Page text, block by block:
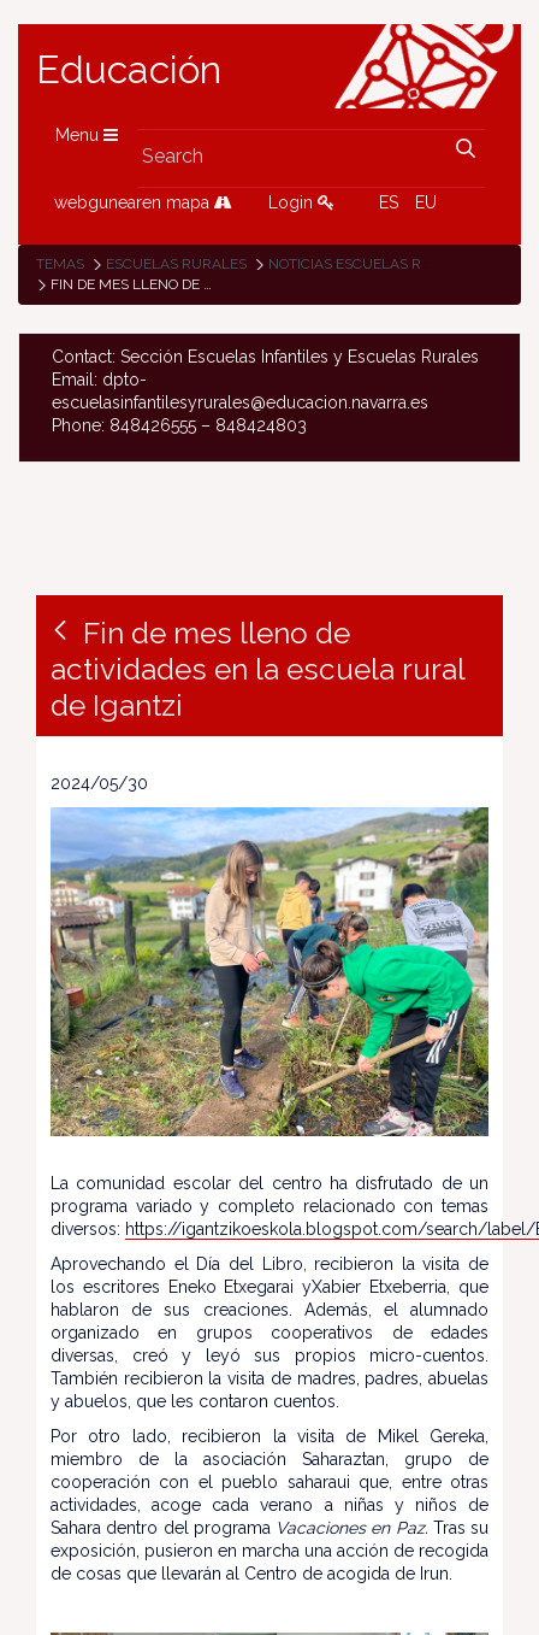
Educación
Menu
webgunearen mapa Login ES EU
TEMAS ESCUELAS RURALES
NOTICIAS ESCUELAS RURALES
FIN DE MES LLENO DE ACTIVIDADES EN LA ESCUELA RURAL DE IGANTZI
Contact: Sección Escuelas Infantiles y Escuelas Rurales
Email: dpto-
escuelasinfantilesyrurales@educacion.navarra.es
Phone: 848426555 – 848424803
Fin de mes lleno de
actividades en la escuela rural
de Igantzi
2024/05/30
La comunidad escolar del centro ha disfrutado de un
programa variado y completo relacionado con temas
diversos: https://igantzikoeskola.blogspot.com/search/label/
Aprovechando el Día del Libro, recibieron la visita de
los escritores Eneko Etxegarai yXabier Etxeberria, que
hablaron de sus creaciones. Además, el alumnado
organizado en grupos cooperativos de edades
diversas, creó y leyó sus propios micro-cuentos.
También recibieron la visita de madres, padres, abuelas
y abuelos, que les contaron cuentos.
Por otro lado, recibieron la visita de Mikel Gereka,
miembro de la asociación Saharaztan, grupo de
cooperación con el pueblo saharaui que, entre otras
actividades, acoge cada verano a niñas y niños de
Sahara dentro del programa Vacaciones en Paz. Tras su
exposición, pusieron en marcha una acción de recogida
de cosas que llevarán al Centro de acogida de Irun.